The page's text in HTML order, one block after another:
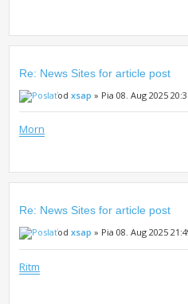
Re: News Sites for article post
odxsap » Pia 08. Aug 2025
Morn
Re: News Sites for article post
odxsap » Pia 08. Aug 2025
Ritm